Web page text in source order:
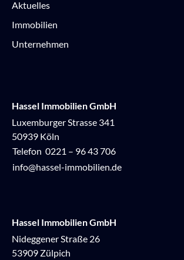
Aktuelles
Immobilien
Unternehmen
Hassel Immobilien GmbH
Luxemburger Strasse 341
50939 Köln
Telefon 0221 – 96 43 706
info@hassel-immobilien.de
Hassel Immobilien GmbH
Nideggener Straße 26
53909 Zülpich